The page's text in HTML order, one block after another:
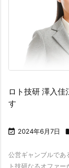
ロト技研 澤入
す
 2024年6月7日
公営ギャンブルであ
ト技研なるオファー